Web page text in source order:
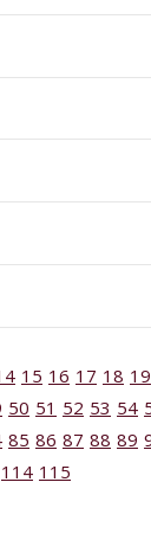
15 16 17 18 19
50 51 52 53 54
85 86 87 88 89
114 115